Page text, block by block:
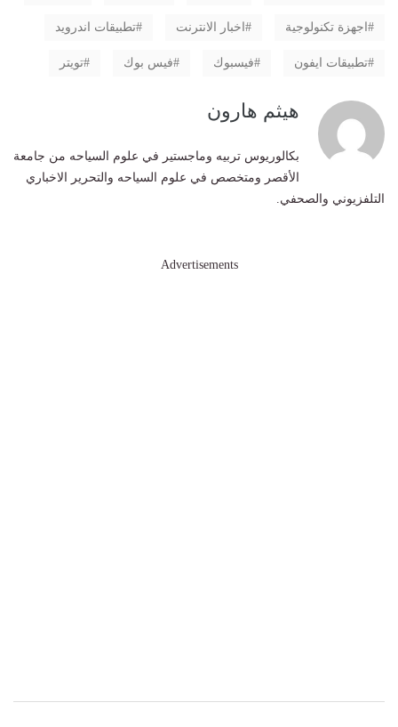
اجهزة تكنولوجية اخبار الانترنت تطبيقات اندرويد
تطبيقات ايفون فيسبوك فيس بوك تويتر
هيثم هارون
بكالوريوس تربيه وماجستير في علوم السياحه من جامعة
الأقصر ومتخصص في علوم السياحه والتحرير الاخباري
التلفزيوني والصحفي.
Advertisements